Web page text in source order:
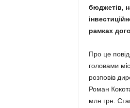
бюджетів,
рамках
Про це
головами
розповів
Роман
млн грн.